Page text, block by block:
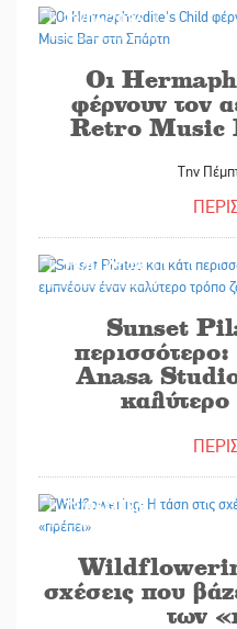
23/06/2026
Οι
φέρνουν τον
Retro Music
Την
23/06/2026
Sunset
Anasa
23/06/2026
σχέσεις που
των